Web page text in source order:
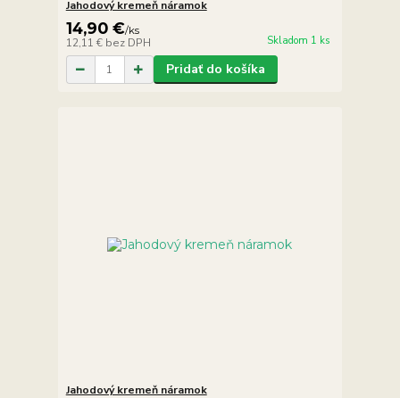
Jahodový kremeň náramok
14,90 €/ks
12,11 € bez DPH Skladom 1 ks
Pridať do košíka
Jahodový kremeň náramok